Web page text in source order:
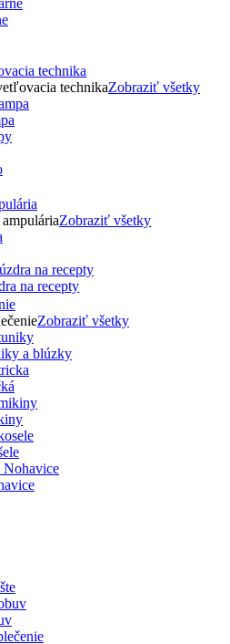
technika
technikaZobraziť všetky
Zobraziť všetky
na recepty
Zobraziť všetky
a blúzky